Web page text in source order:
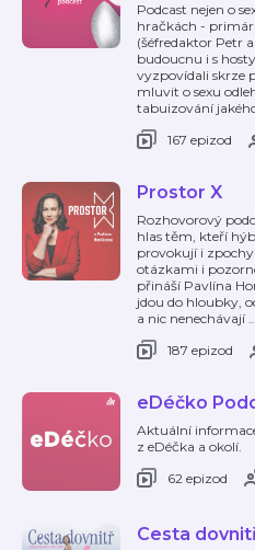
Podcast nejen o
hračkách -
(šéfredaktor Petr
budoucnu i s
vyzpovídali skrze
mluvit o sexu
tabuizování
167 epizod
Prostor X
Rozhovorový
hlas těm, kteří
provokují i
otázkami i
přináší Pavlína
jdou do hloubky,
a nic nenechávají …
187 epizod
eDéčko
Aktuální
z eDéčka a okolí.
62 epizod
Cesta